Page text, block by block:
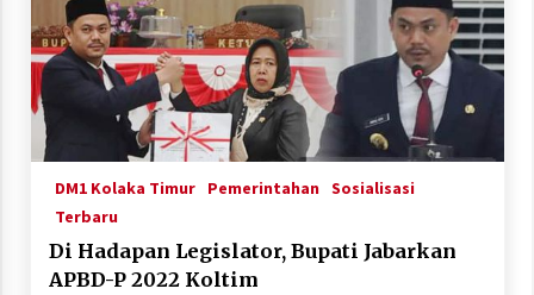
DM1 Kolaka Timur Pemerintahan Sosialisasi
Terbaru
Di Hadapan Legislator, Bupati Jabarkan
APBD-P 2022 Koltim